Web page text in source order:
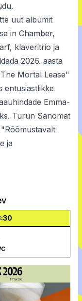
uut albumit
in Chamber,
klaveritrio ja
2026. aasta
Mortal Lease"
entusiastlikke
Emma-
Turun Sanomat
ja